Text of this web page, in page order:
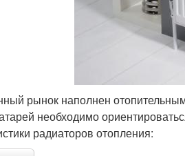
рынок наполнен
необходимо
радиаторов отопления: